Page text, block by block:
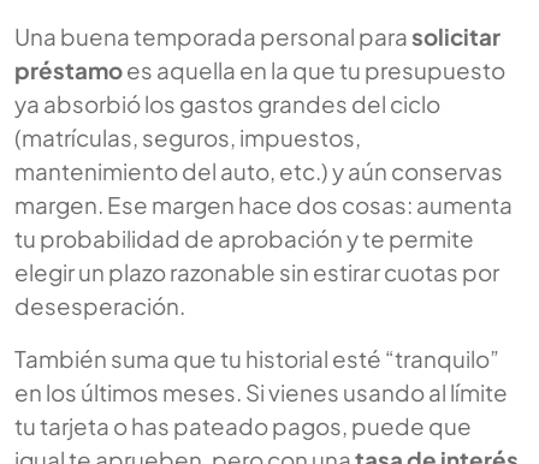
Una buena temporada personal parasolicitar
préstamoes aquella en la que tu presupuesto
ya absorbió los gastos grandes del ciclo
(matrículas, seguros, impuestos,
mantenimiento del auto, etc.) y aún conservas
margen. Ese margen hace dos cosas: aumenta
tu probabilidad de aprobación y te permite
elegir un plazo razonable sin estirar cuotas por
desesperación.
También suma que tu historial esté “tranquilo”
en los últimos meses. Si vienes usando al límite
tu tarjeta o has pateado pagos, puede que